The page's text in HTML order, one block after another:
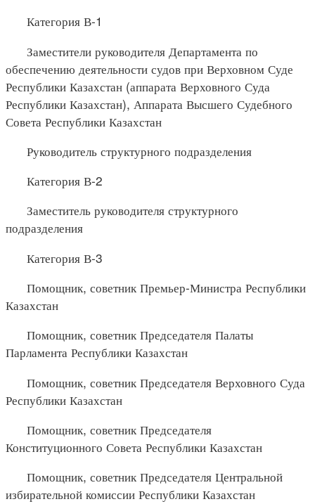
Категория В-1
Заместители руководителя Департамента по
обеспечению деятельности судов при Верховном Суде
Республики Казахстан (аппарата Верховного Суда
Республики Казахстан), Аппарата Высшего Судебного
Совета Республики Казахстан
Руководитель структурного подразделения
Категория В-2
Заместитель руководителя структурного
подразделения
Категория В-3
Помощник, советник Премьер-Министра Республики
Казахстан
Помощник, советник Председателя Палаты
Парламента Республики Казахстан
Помощник, советник Председателя Верховного Суда
Республики Казахстан
Помощник, советник Председателя
Конституционного Совета Республики Казахстан
Помощник, советник Председателя Центральной
избирательной комиссии Республики Казахстан